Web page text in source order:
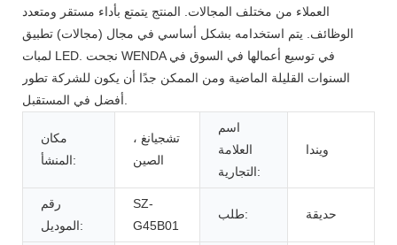
العملاء من مختلف المجالات. المنتج يتمتع بأداء مستقر ومتعدد
الوظائف. يتم استخدامه بشكل أساسي في مجال (مجالات) تطبيق
لمبات LED. نجحت WENDA في توسيع أعمالها في السوق في
السنوات القليلة الماضية ومن الممكن جدًا أن يكون للشركة تطور
مكان
المنشأ:
تشجيانغ ،
الصين
اسم
العلامة
التجارية:
ويندا
رقم
الموديل:
SZ-
G45B01
طلب: حديقة